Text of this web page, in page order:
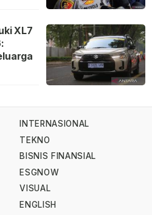
XL7
INTERNASIONAL
TEKNO
BISNIS FINANSIAL
ESGNOW
VISUAL
ENGLISH